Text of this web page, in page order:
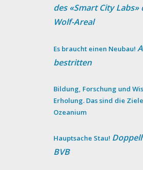
des «Smart City Labs»
Wolf-Areal
Es braucht einen Neubau!
bestritten
Bildung, Forschung und
Erholung. Das sind die
Ozeanium
Hauptsache Stau!
BVB